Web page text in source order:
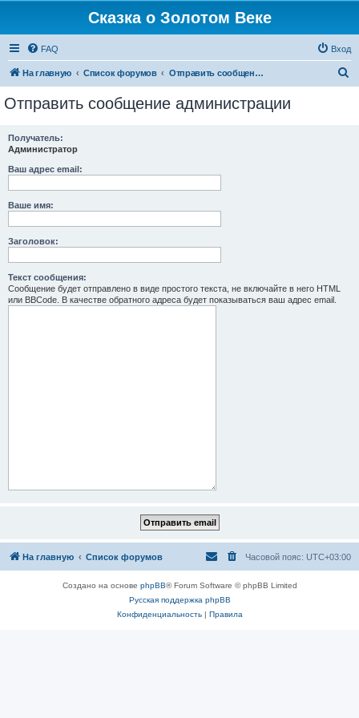
Сказка о Золотом Веке
FAQ Вход
На главную Список форумов Отправить сообщение администрации
Отправить сообщение администрации
Получатель:
Администратор
Ваш адрес email:
Ваше имя:
Заголовок:
Текст сообщения:
Сообщение будет отправлено в виде простого текста, не включайте в него HTML
или BBCode. В качестве обратного адреса будет показываться ваш адрес email.
На главную Список форумов Часовой пояс: UTC+03:00
Создано на основе phpBB® Forum Software © phpBB Limited
Русская поддержка phpBB
Конфиденциальность| Правила